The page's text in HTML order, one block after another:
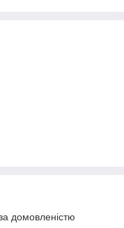
домовленістю